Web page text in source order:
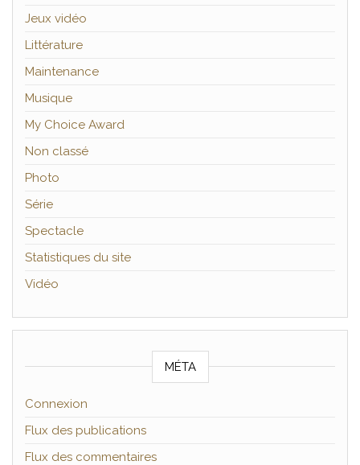
Jeux vidéo
Littérature
Maintenance
Musique
My Choice Award
Non classé
Photo
Série
Spectacle
Statistiques du site
Vidéo
MÉTA
Connexion
Flux des publications
Flux des commentaires